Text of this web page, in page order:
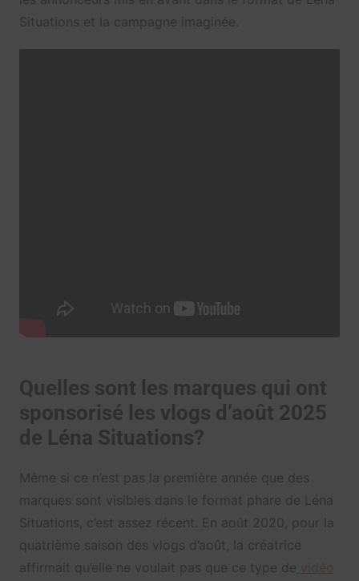
Situations et la campagne imaginée.
Quelles sont les marques qui ont
sponsorisé les vlogs d’août 2025
de Léna Situations?
Même si ce n’est pas la première année que des
marques sont visibles dans le format phare de Léna
Situations, c’est assez récent. En août 2020, pour la
quatrième saison des vlogs d’août, la créatrice
affirmait qu’elle ne voulait pas que ce type de